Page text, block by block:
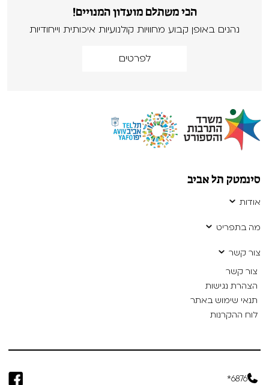
הכי משתלם מועדון המנויים!
נהנים באופן קבוע מחוויות קולנועיות איכותית וייחודיות
לפרטים
סינמטק תל אביב
אודות
מה בתפריט
צור קשר
צור קשר
הצהרת נגישות
תנאי שימוש באתר
לוח ההקרנות
6876*